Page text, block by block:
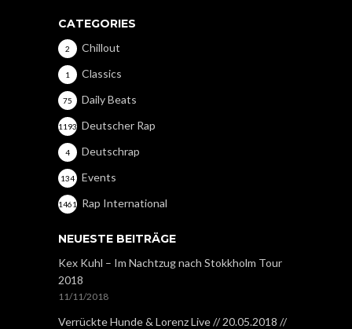
CATEGORIES
Chillout
2
Classics
1
Daily Beats
75
Deutscher Rap
1193
Deutschrap
4
Events
134
Rap International
1461
NEUESTE BEITRÄGE
Kex Kuhl – Im Nachtzug nach Stokkholm Tour
2018
11/11/2018
Verrückte Hunde & Lorenz Live // 20.05.2018 //